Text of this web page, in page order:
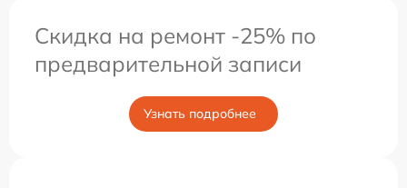
Скидка на ремонт -25% по
предварительной записи
Узнать подробнее